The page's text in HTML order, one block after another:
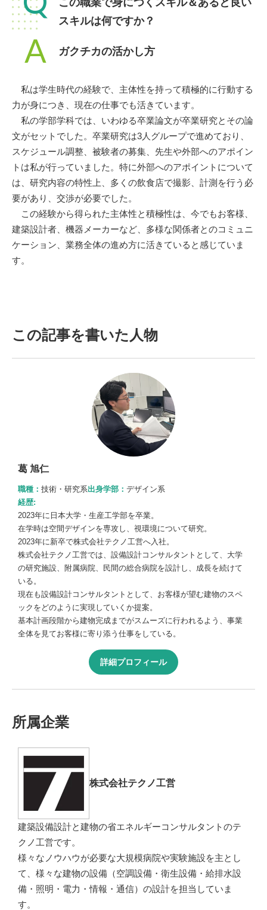
この職業で身につくスキル＆あると良い
スキルは何ですか？
A ガクチカの活かし方
私は学生時代の経験で、主体性を持って積極的に行動する
力が身につき、現在の仕事でも活きています。
私の学部学科では、いわゆる卒業論文が卒業研究とその論
文がセットでした。卒業研究は3人グループで進めており、
スケジュール調整、被験者の募集、先生や外部へのアポイン
トは私が行っていました。特に外部へのアポイントについて
は、研究内容の特性上、多くの飲食店で撮影、計測を行う必
要があり、交渉が必要でした。
この経験から得られた主体性と積極性は、今でもお客様、
建築設計者、機器メーカーなど、多様な関係者とのコミュニ
ケーション、業務全体の進め方に活きていると感じていま
す。
この記事を書いた人物
葛 旭仁
職種： 技術・研究系出身学部： デザイン系
経歴:
2023年に日本大学・生産工学部を卒業。
在学時は空間デザインを専攻し、視環境について研究。
2023年に新卒で株式会社テクノ工営へ入社。
株式会社テクノ工営では、設備設計コンサルタントとして、大学
の研究施設、附属病院、民間の総合病院を設計し、成長を続けて
いる。
現在も設備設計コンサルタントとして、お客様が望む建物のスペ
ックをどのように実現していくか提案。
基本計画段階から建物完成までがスムーズに行われるよう、事業
全体を見てお客様に寄り添う仕事をしている。
詳細プロフィール
所属企業
株式会社テクノ工営
建築設備設計と建物の省エネルギーコンサルタントのテ
クノ工営です。
様々なノウハウが必要な大規模病院や実験施設を主とし
て、様々な建物の設備（空調設備・衛生設備・給排水設
備・照明・電力・情報・通信）の設計を担当していま
す。